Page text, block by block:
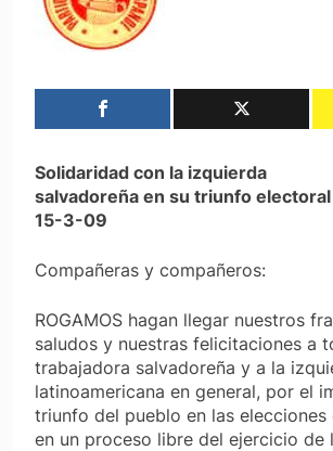
Solidaridad con la izquierda
salvadoreña en su triunfo
15-3-09
Compañeras y compañeros:
ROGAMOS hagan llegar nuestros
saludos y nuestras felicitaciones a
trabajadora salvadoreña y a la
latinoamericana en general, por el
triunfo del pueblo en las elecciones
en un proceso libre del ejercicio de